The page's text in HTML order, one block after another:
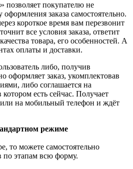
позволяет покупателю не
заказа самостоятельно.
короткое время вам перезвонит
все условия заказа, ответит
товара, его особенностей. А
оплаты и доставки.
либо, получив
оформляет заказ, укомплектовав
либо соглашается на
есть сейчас. Получает
на мобильный телефон и ждёт
режиме
то можете самостоятельно
по этапам всю форму.